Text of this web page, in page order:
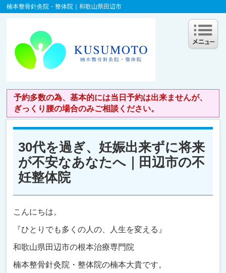
楠本整骨針灸院・整体院｜和歌山県田辺市
予約多数の為、基本的には当日予約は出来ませんが、
ぎっくり腰の場合のみご相談ください。
30代を過ぎ、妊娠出来ずに将来
が不安なあなたへ｜田辺市の不
妊整体院
こんにちは。
『ひとりでも多くの人の、人生を変える』
和歌山県田辺市の根本治療専門院
楠本整骨針灸院・整体院の楠本大貴です。